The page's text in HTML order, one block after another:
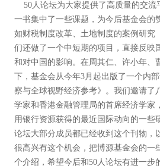
50人论坛为大家提供了高质量的交流
一书集中了一些课题，为今后基金会的
如财税制度改革、土地制度的案例研究
们还做了一个中短期的项目，直接反映
和对中国的影响。在周其仁、许小年、
下，基金会从今年3月起出版了一个内
察与全球视野经济参考》。我们邀请了
学家和香港金融管理局的首席经济学家
用银行资源获得的最近国际动向的一些
论坛大部分成员都已经收到这个刊物，
很高兴有这个机会，把博源基金会的一
个介绍，希望今后和50人论坛有进一步